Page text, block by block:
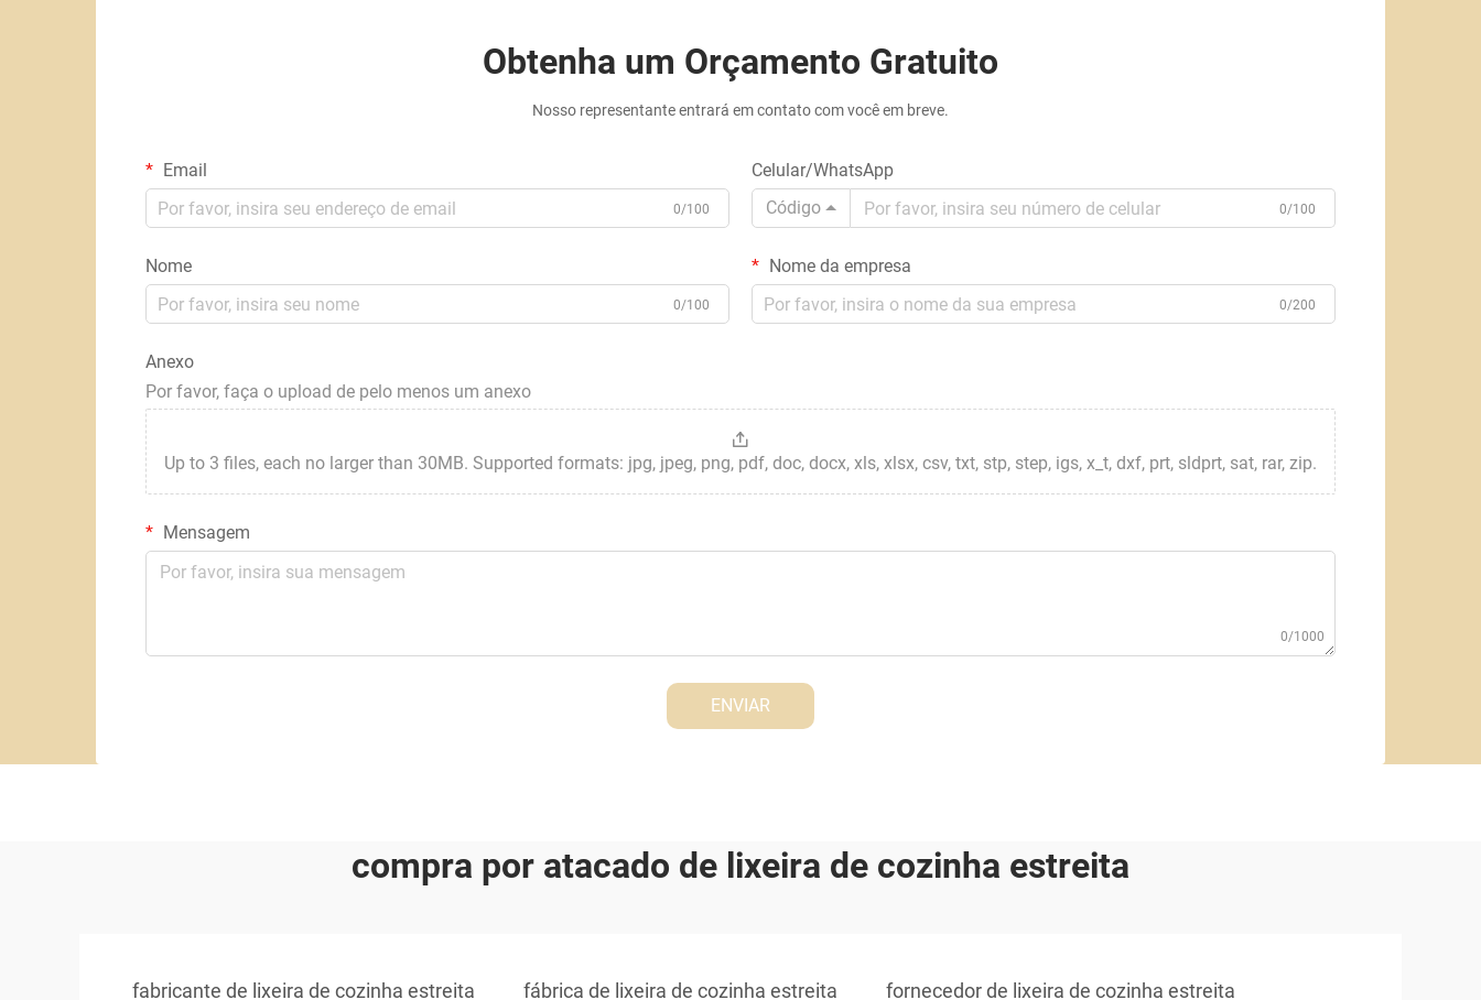
Obtenha um Orçamento Gratuito
Nosso representante entrará em contato com você em breve.
Email
0/100
Celular/WhatsApp
Código
0/100
Nome
0/100
Nome da empresa
0/200
Anexo
Por favor, faça o upload de pelo menos um anexo
Up to 3 files, each no larger than 30MB. Supported formats: jpg, jpeg, png, pdf, doc, docx, xls, xlsx, csv, txt, stp, step, igs, x_t, dxf, prt, sldprt, sat, rar, zip.
Mensagem
0/1000
ENVIAR
compra por atacado de lixeira de cozinha estreita
fabricante de lixeira de cozinha estreita fábrica de lixeira de cozinha estreita fornecedor de lixeira de cozinha estreita